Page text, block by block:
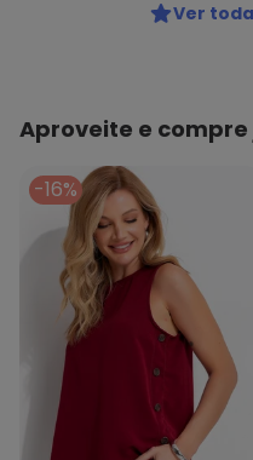
Ver
Aproveite e
-16%